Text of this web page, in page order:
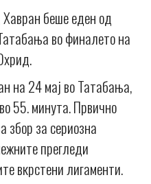
беше еден од
во финалето на
на 24 мај во Татабања,
55. минута. Првично
збор за сериозна
прегледи
вкрстени лигаменти.